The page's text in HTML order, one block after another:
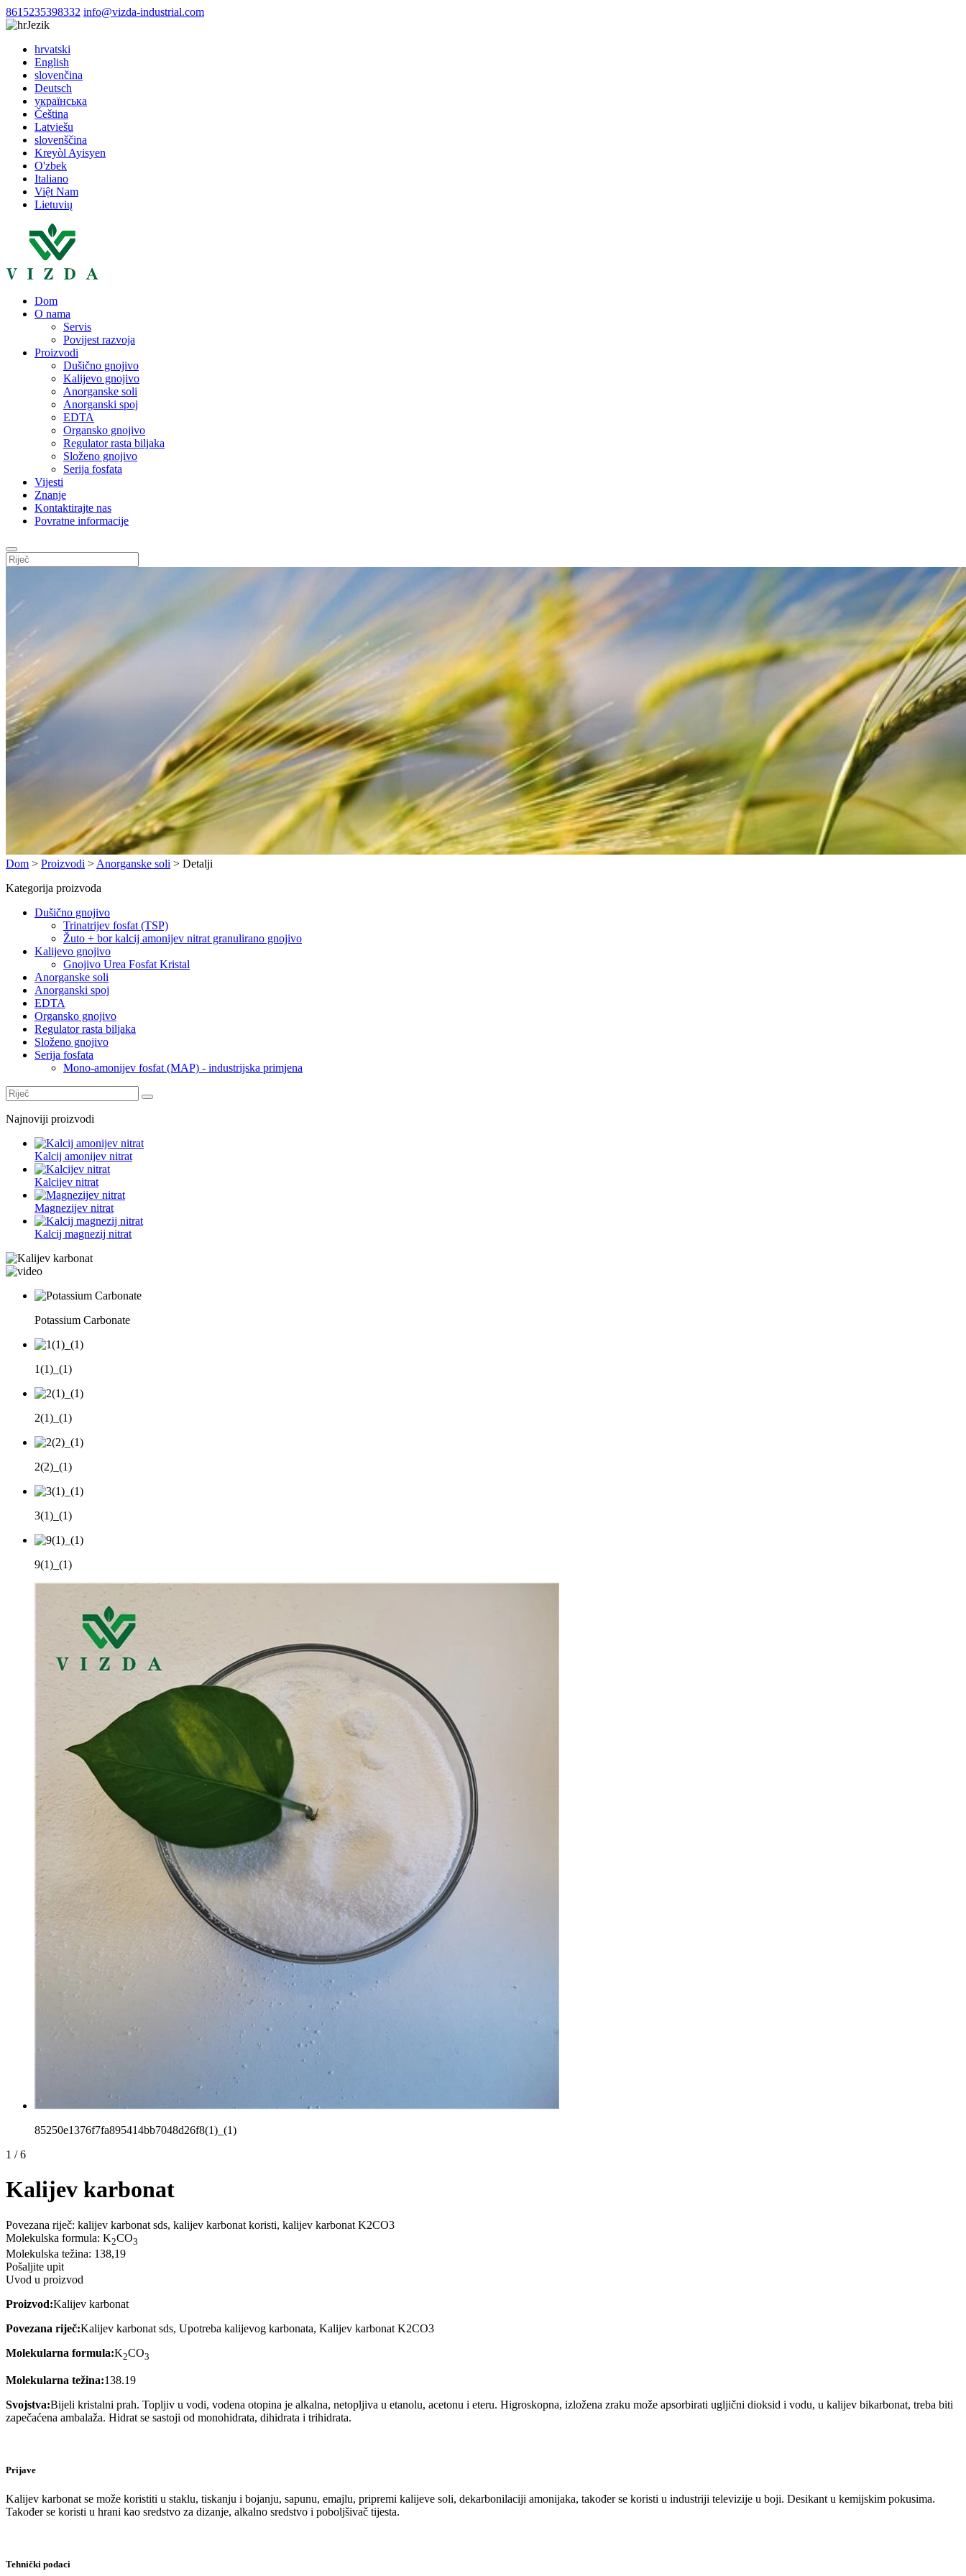
8615235398332 info@vizda-industrial.com
Jezik
hrvatski
English
slovenčina
Deutsch
українська
Čeština
Latviešu
slovenščina
Kreyòl Ayisyen
O'zbek
Italiano
Việt Nam
Lietuvių
Dom
O nama
Servis
Povijest razvoja
Proizvodi
Dušično gnojivo
Kalijevo gnojivo
Anorganske soli
Anorganski spoj
EDTA
Organsko gnojivo
Regulator rasta biljaka
Složeno gnojivo
Serija fosfata
Vijesti
Znanje
Kontaktirajte nas
Povratne informacije
Dom > Proizvodi > Anorganske soli > Detalji
Kategorija proizvoda
Dušično gnojivo
Trinatrijev fosfat (TSP)
Žuto + bor kalcij amonijev nitrat granulirano gnojivo
Kalijevo gnojivo
Gnojivo Urea Fosfat Kristal
Anorganske soli
Anorganski spoj
EDTA
Organsko gnojivo
Regulator rasta biljaka
Složeno gnojivo
Serija fosfata
Mono-amonijev fosfat (MAP) - industrijska primjena
Najnoviji proizvodi
Kalcij amonijev nitrat
Kalcijev nitrat
Magnezijev nitrat
Kalcij magnezij nitrat
Potassium Carbonate
1(1)_(1)
2(1)_(1)
2(2)_(1)
3(1)_(1)
9(1)_(1)
85250e1376f7fa895414bb7048d26f8(1)_(1)
1 / 6
Kalijev karbonat
Povezana riječ: kalijev karbonat sds, kalijev karbonat koristi, kalijev karbonat K2CO3
Molekulska formula: K2CO3
Molekulska težina: 138,19
Pošaljite upit
Uvod u proizvod
Proizvod:Kalijev karbonat
Povezana riječ:Kalijev karbonat sds, Upotreba kalijevog karbonata, Kalijev karbonat K2CO3
Molekularna formula:K2CO3
Molekularna težina:138.19
Svojstva:Bijeli kristalni prah. Topljiv u vodi, vodena otopina je alkalna, netopljiva u etanolu, acetonu i eteru. Higroskopna, izložena zraku može apsorbirati ugljični dioksid i vodu, u kalijev bikarbonat, treba biti
zapečaćena ambalaža. Hidrat se sastoji od monohidrata, dihidrata i trihidrata.
Prijave
Kalijev karbonat se može koristiti u staklu, tiskanju i bojanju, sapunu, emajlu, pripremi kalijeve soli, dekarbonilaciji amonijaka, također se koristi u industriji televizije u boji. Desikant u kemijskim pokusima.
Također se koristi u hrani kao sredstvo za dizanje, alkalno sredstvo i poboljšivač tijesta.
Tehnički podaci